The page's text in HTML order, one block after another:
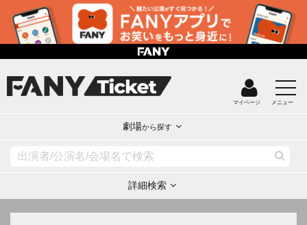
マイページ メニュー
劇場から探す
詳細検索